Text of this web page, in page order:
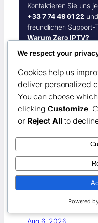
Kontaktieren Sie uns
+33 7 74 49 61 22
freundlichen Support-
Warum Zero IPTV?
Hochwertige
Rund-um-die-
Kostenlose 24-
Testen Sie uns noch
einer neuen Dimension!
Popular Posts
IPTV Untertitel
(2026)
Aug 6, 2026
IPTV
Aug 6, 2026
We respect your
Cookies help us
deliver personalized
You can choose
clicking Customize.
or Reject All to
Powered by